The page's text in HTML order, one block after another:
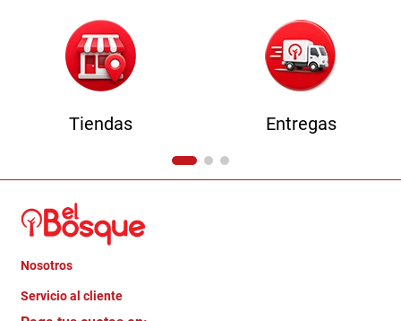
Tiendas Entregas
Nosotros
Quienes somos
Servicio al cliente